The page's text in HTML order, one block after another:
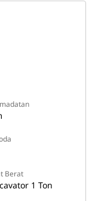
Berat
1 Ton